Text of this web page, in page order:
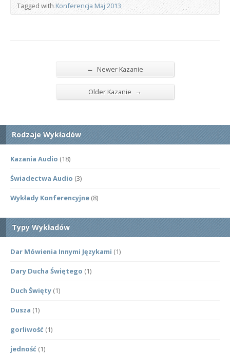
Tagged withKonferencja Maj 2013
← Newer Kazanie
Older Kazanie →
Rodzaje Wykładów
Kazania Audio (18)
Świadectwa Audio (3)
Wykłady Konferencyjne (8)
Typy Wykładów
Dar Mówienia Innymi Językami (1)
Dary Ducha Świętego (1)
Duch Święty (1)
Dusza (1)
gorliwość (1)
jedność (1)